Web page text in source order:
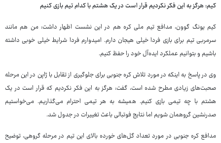
کیم: هرگز به این فکر نکردیم قرار است در یک هشتم با کدام تیم بازی کنیم
کیم یونگ گوون، مدافع تیم ملی کره هم در این نشست اظهار داشت: من هم مانند
سرمربی تیم برای بازی فردا خیلی هیجان دارم. امیدوارم فردا شرایط خیلی خوبی داشته
باشیم و بتوانیم عملکرد ایده‌آل خود را حفظ کنیم.
وی در پاسخ به اینکه در مورد تلاش کره جنوبی برای جلوگیری از تقابل با ژاپن در این مرحله
صحبت‌های زیادی مطرح شده است، گفت: هرگز به این فکر نکردیم که قرار است در یک
هشتم با چه تیمی بازی کنیم. همیشه به هر تیمی احترام می‌گذاریم. می‌خواستیم
صدرنشین گروهمان شویم اما نتایج فوتبالی باعث تغییرات در جدول شد.
مدافع کره جنوبی در مورد تعداد گل‌های خورده بالای این تیم در مرحله گروهی، توضیح